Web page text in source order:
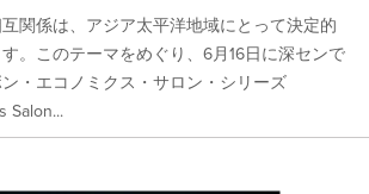
関係は、アジア太平洋地域にとって決定的
。このテーマをめぐり、6月16日に深センで
・エコノミクス・サロン・シリーズ
Salon...